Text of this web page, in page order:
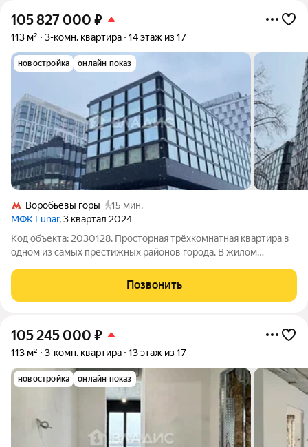
105 827 000 ₽
113 м² 3-комн. квартира 14 этаж из 17
новостройка онлайн показ
Воробьёвы горы
15 мин.
МФК Lunar, 3 квартал 2024
Код объекта: 2030128. Просторная трёхкомнатная квартира в
одном из самых престижных районов города. В жилом
взрослых, так и детей - наличие лобби, лаундж-зоны с
кофепойнтом, зоны буккроссинга,
Позвонить
105 245 000 ₽
113 м² 3-комн. квартира 13 этаж из 17
новостройка онлайн показ